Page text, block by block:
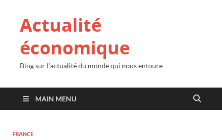
Actualité
économique
Blog sur l'actualité du monde qui nous entoure
MAIN MENU
FRANCE